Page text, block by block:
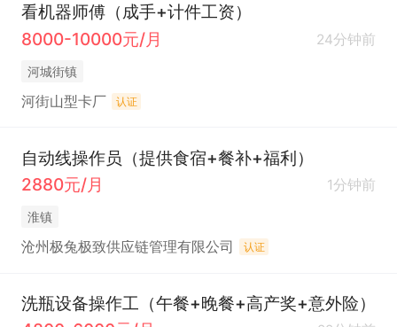
看机器师傅（成手+计件工资）
8000-10000元/月
24分钟前
河城街镇
河街山型卡厂 认证
自动线操作员（提供食宿+餐补+福利）
2880元/月
1分钟前
淮镇
沧州极兔极致供应链管理有限公司 认证
洗瓶设备操作工（午餐+晚餐+高产奖+意外险）